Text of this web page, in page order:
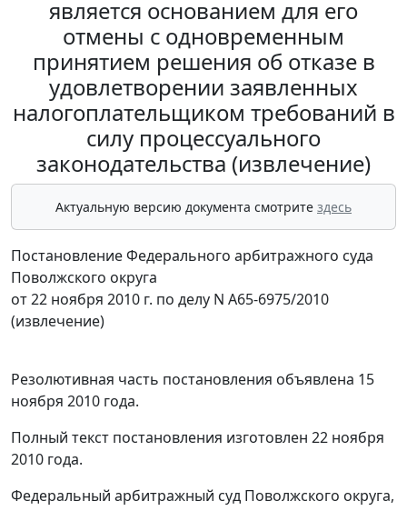
является основанием для его
отмены с одновременным
принятием решения об отказе в
удовлетворении заявленных
налогоплательщиком требований в
силу процессуального
законодательства (извлечение)
Актуальную версию документа смотрите здесь
Постановление Федерального арбитражного суда
Поволжского округа
от 22 ноября 2010 г. по делу N А65-6975/2010
(извлечение)
Резолютивная часть постановления объявлена 15
ноября 2010 года.
Полный текст постановления изготовлен 22 ноября
2010 года.
Федеральный арбитражный суд Поволжского округа,